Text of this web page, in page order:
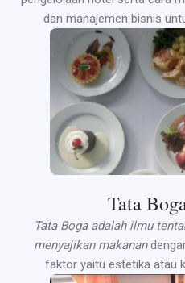
dan manajemen bisnis
Tata
Tata Boga adalah ilmu
menyajikan makanan
faktor yaitu estetika atau